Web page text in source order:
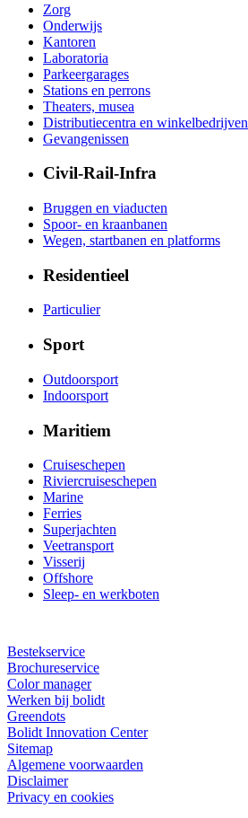
Zorg
Onderwijs
Kantoren
Laboratoria
Parkeergarages
Stations en perrons
Theaters, musea
Distributiecentra en winkelbedrijven
Gevangenissen
Civil-Rail-Infra
Bruggen en viaducten
Spoor- en kraanbanen
Wegen, startbanen en platforms
Residentieel
Particulier
Sport
Outdoorsport
Indoorsport
Maritiem
Cruiseschepen
Riviercruiseschepen
Marine
Ferries
Superjachten
Veetransport
Visserij
Offshore
Sleep- en werkboten
Bestekservice
Brochureservice
Color manager
Werken bij bolidt
Greendots
Bolidt Innovation Center
Sitemap
Algemene voorwaarden
Disclaimer
Privacy en cookies